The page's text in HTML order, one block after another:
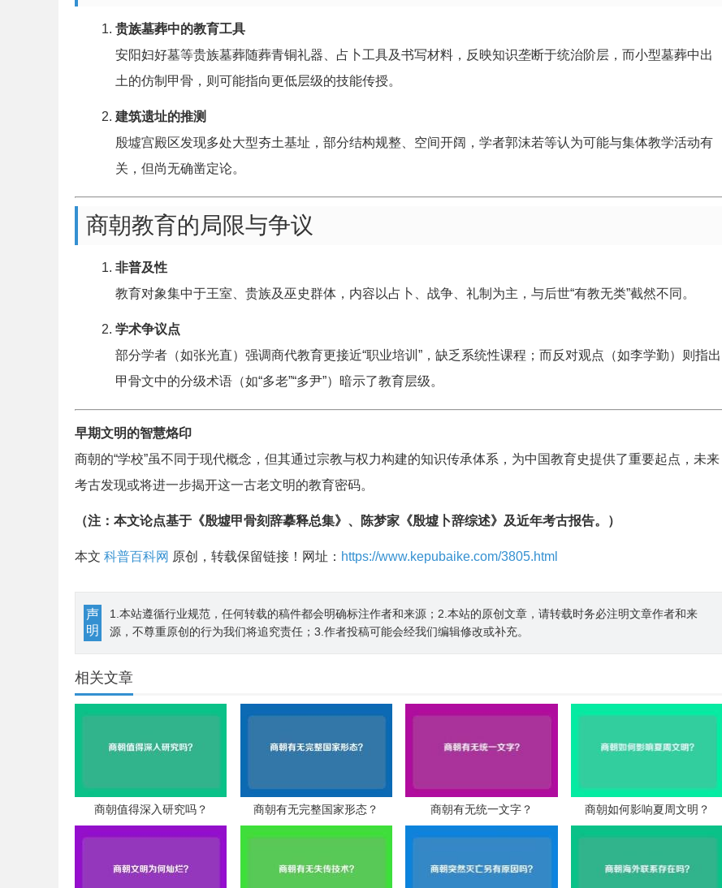
贵族墓葬中的教育工具
安阳妇好墓等贵族墓葬随葬青铜礼器、占卜工具及书写材料，反映知识垄断于统治阶层，而小型墓葬中出
土的仿制甲骨，则可能指向更低层级的技能传授。
建筑遗址的推测
殷墟宫殿区发现多处大型夯土基址，部分结构规整、空间开阔，学者郭沫若等认为可能与集体教学活动有
关，但尚无确凿定论。
商朝教育的局限与争议
非普及性
教育对象集中于王室、贵族及巫史群体，内容以占卜、战争、礼制为主，与后世“有教无类”截然不同。
学术争议点
部分学者（如张光直）强调商代教育更接近“职业培训”，缺乏系统性课程；而反对观点（如李学勤）则指出
甲骨文中的分级术语（如“多老”“多尹”）暗示了教育层级。
早期文明的智慧烙印
商朝的“学校”虽不同于现代概念，但其通过宗教与权力构建的知识传承体系，为中国教育史提供了重要起点，未来
考古发现或将进一步揭开这一古老文明的教育密码。
（注：本文论点基于《殷墟甲骨刻辞摹释总集》、陈梦家《殷墟卜辞综述》及近年考古报告。）
本文 科普百科网 原创，转载保留链接！网址： https://www.kepubaike.com/3805.html
声
明
1.本站遵循行业规范，任何转载的稿件都会明确标注作者和来源；2.本站的原创文章，请转载时务必注明文章作者和来
源，不尊重原创的行为我们将追究责任；3.作者投稿可能会经我们编辑修改或补充。
相关文章
商朝值得深入研究吗？ 商朝有无完整国家形态？ 商朝有无统一文字？ 商朝如何影响夏周文明？